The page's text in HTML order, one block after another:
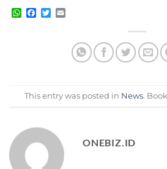
WhatsApp
Facebook
Twitter
This entry was posted in News.
ONEBIZ.ID